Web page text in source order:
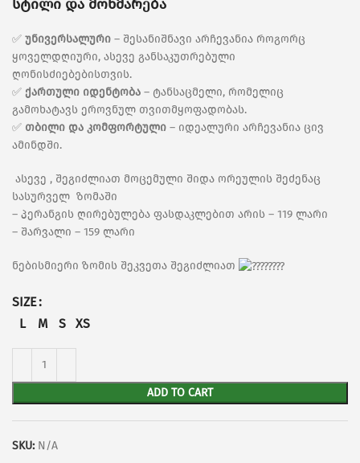
სტილი და მოხმარება
✅ უნივერსალური – შესანიშნავი არჩევანია როგორც
ყოველდღიური, ასევე განსაკუთრებული
ღონისძიებებისთვის.
✅ ქართული იდენტობა – ტანსაცმელი, რომელიც
გამოხატავს ეროვნულ თვითმყოფადობას.
✅ თბილი და კომფორტული – იდეალური არჩევანია ცივ
ამინდში.
ასევე , შეგიძლიათ მოცემული შიდა ორეულის შეძენაც
სასურველ ზომაში
– პერანგის ღირებულება ფასდაკლებით არის – 119 ლარი
– შარვალი – 159 ლარი
ნებისმიერი ზომის შეკვეთა შეგიძლიათ
SIZE
L
M S XS
ADD TO CART
SKU: N/A